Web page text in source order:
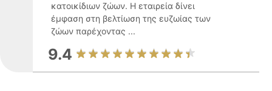
κατοικίδιων ζώων. Η εταιρεία δίνει
έμφαση στη βελτίωση της ευζωίας των
ζώων παρέχοντας ...
9.4